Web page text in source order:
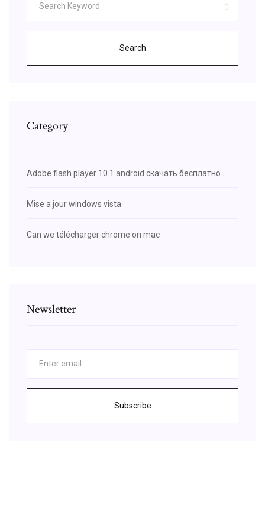
Search
Category
Adobe flash player 10.1 android скачать бесплатно
Mise a jour windows vista
Can we télécharger chrome on mac
Newsletter
Subscribe